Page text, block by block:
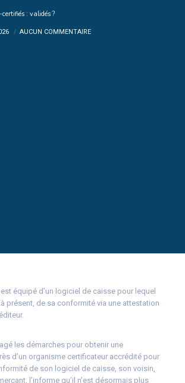
: validés ?
AUCUN COMMENTAIRE
équipé d’un logiciel de caisse pour lequel
présent, de sa conformité via une attestation
les démarches pour obtenir une
d’un organisme certificateur accrédité pour
de son logiciel de caisse, son voisin,
l’informe qu’il n’est désormais plus